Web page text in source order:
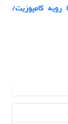
کامپوزیت/